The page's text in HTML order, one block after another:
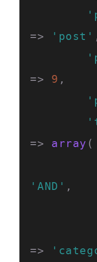
=>
'post'
=> 9 ,
=> array (
'AND' ,
=>